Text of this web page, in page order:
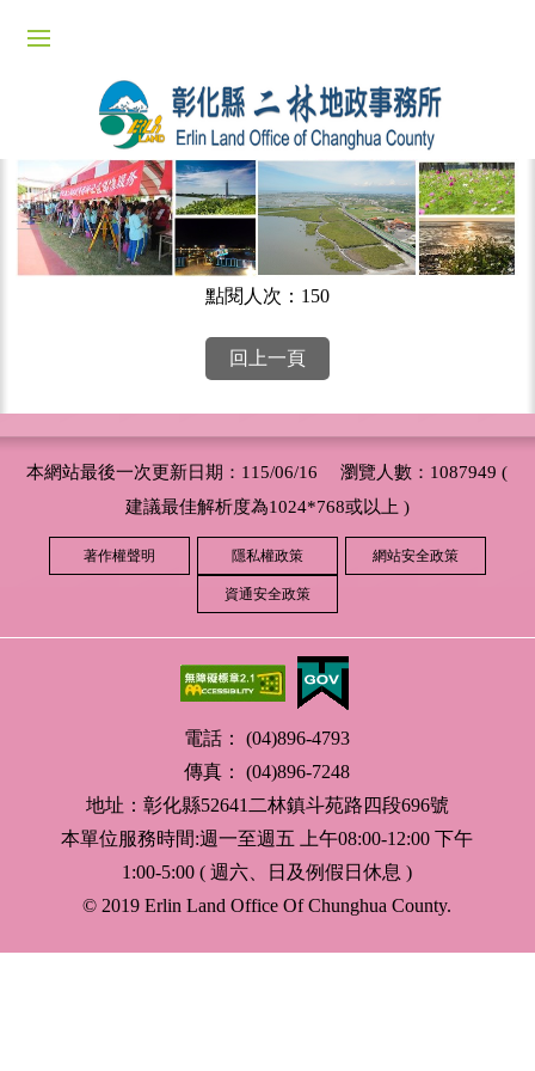
點閱人次：150
回上一頁
本網站最後一次更新日期：115/06/16 瀏覽人數：1087949 (
建議最佳解析度為1024*768或以上 )
著作權聲明 隱私權政策 網站安全政策
資通安全政策
電話： (04)896-4793
傳真： (04)896-7248
地址：彰化縣52641二林鎮斗苑路四段696號
本單位服務時間:週一至週五 上午08:00-12:00 下午
1:00-5:00 ( 週六、日及例假日休息 )
© 2019 Erlin Land Office Of Chunghua County.